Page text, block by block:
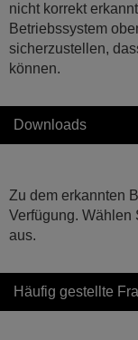
nicht korrekt
Betriebssystem
sicherzustellen,
können.
Downloads
Zu dem erkannten
Verfügung. Wählen
aus.
Häufig gestellte